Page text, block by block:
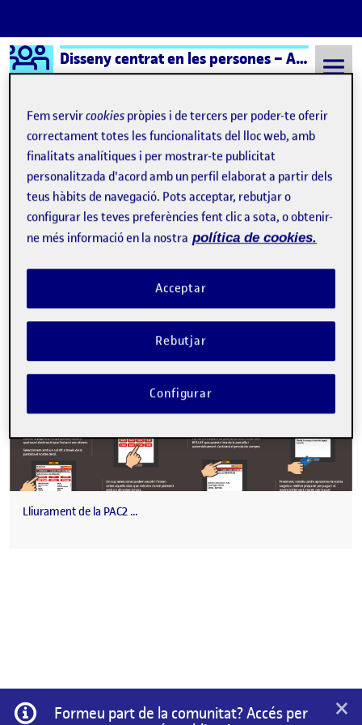
Saltar al contingut
Logo Ágora Disseny centrat en les persones – Aula 1
Semestre 20232 - Aula 1 21 Juny, 2024
21 Juny, 2024
Panell de síntesi
Publicat per
Manel Font Ruiz
Data de publicació
-comentariel Panell de síntesi
Lliurament de la PAC2 …
Informació
Formeu part de la comunitat? Accés per
×
Fem servircookies pròpies i de tercers per poder-te oferir
correctament totes les funcionalitats del lloc web, amb
finalitats analítiques i per mostrar-te publicitat
personalitzada d'acord amb un perfil elaborat a partir dels
teus hàbits de navegació. Pots acceptar, rebutjar o
configurar les teves preferències fent clic a sota, o obtenir-
ne més informació en la nostra política de cookies.
Rebutjar
Acceptar
Configurar